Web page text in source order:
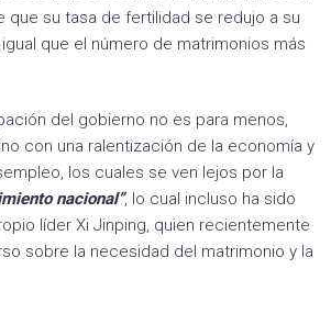
que su tasa de fertilidad se redujo a su
que el número de matrimonios más
del gobierno no es para menos,
con una ralentización de la economía y
los cuales se ven lejos por la
nacional”, lo cual incluso ha sido
líder Xi Jinping, quien recientemente
sobre la necesidad del matrimonio y la